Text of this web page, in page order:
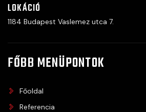
LOKÁCIÓ
1184 Budapest Vaslemez utca 7.
FŐBB MENÜPONTOK
Főoldal
Referencia